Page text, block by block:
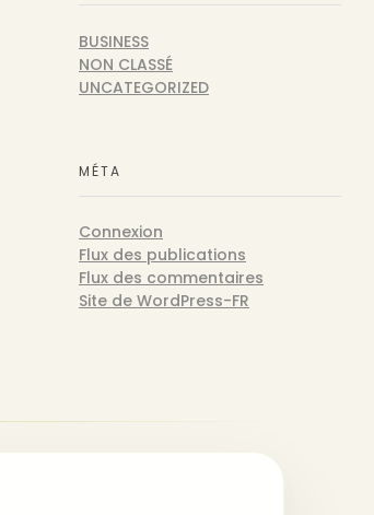
BUSINESS
NON CLASSÉ
UNCATEGORIZED
MÉTA
Connexion
Flux des publications
Flux des commentaires
Site de WordPress-FR